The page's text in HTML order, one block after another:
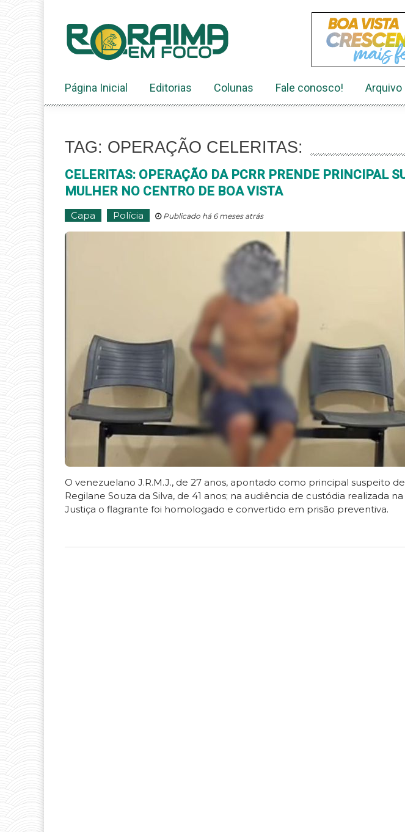
conteúdo
Página Inicial Editorias Colunas Fale conosco! Arquivo
TAG: OPERAÇÃO CELERITAS:
CELERITAS: OPERAÇÃO DA PCRR PRENDE PRINCIPAL
MULHER NO CENTRO DE BOA VISTA
Capa Polícia Publicado há 6 meses atrás
O venezuelano J.R.M.J., de 27 anos, apontado como principal suspeito
Regilane Souza da Silva, de 41 anos; na audiência de custódia realizada
Justiça o flagrante foi homologado e convertido em prisão preventiva.